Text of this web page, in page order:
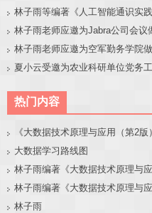
林子雨等编著《人工智能通识实
林子雨老师应邀为Jabra公司会议
林子雨老师应邀为空军勤务学院
夏小云受邀为农业科研单位党务
热门内容
《大数据技术原理与应用（第2版
大数据学习路线图
林子雨编著《大数据技术原理与
林子雨